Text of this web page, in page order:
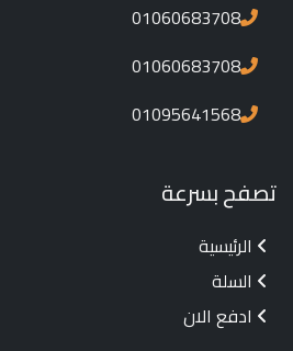
01060683708
01060683708
01095641568
تصفح بسرعة
الرئيسية
السلة
ادفع الان